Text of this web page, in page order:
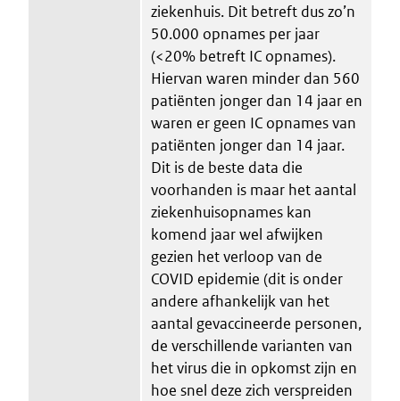
ziekenhuis. Dit betreft dus zo’n
50.000 opnames per jaar
(<20% betreft IC opnames).
Hiervan waren minder dan 560
patiënten jonger dan 14 jaar en
waren er geen IC opnames van
patiënten jonger dan 14 jaar.
Dit is de beste data die
voorhanden is maar het aantal
ziekenhuisopnames kan
komend jaar wel afwijken
gezien het verloop van de
COVID epidemie (dit is onder
andere afhankelijk van het
aantal gevaccineerde personen,
de verschillende varianten van
het virus die in opkomst zijn en
hoe snel deze zich verspreiden